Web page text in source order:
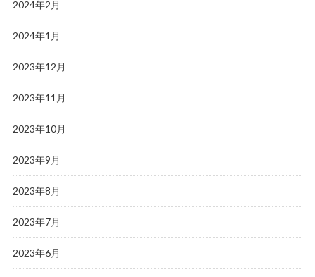
2024年2月
2024年1月
2023年12月
2023年11月
2023年10月
2023年9月
2023年8月
2023年7月
2023年6月